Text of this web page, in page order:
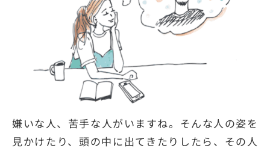
嫌いな人、苦手な人がいますね。そんな人の姿を
見かけたり、頭の中に出てきたりしたら、その人